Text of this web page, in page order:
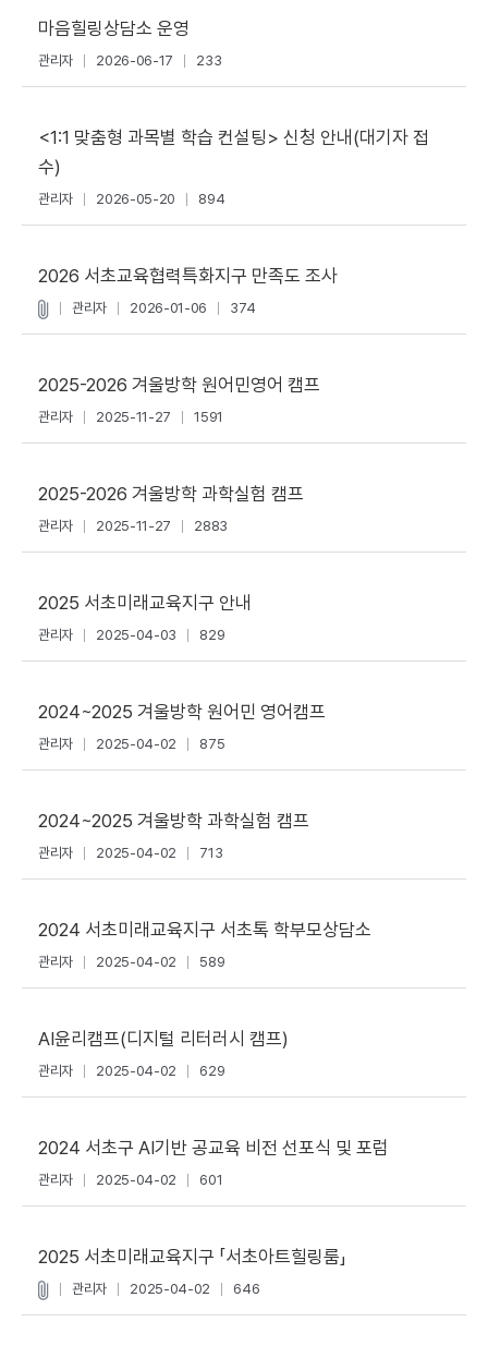
마음힐링상담소 운영
관리자 2026-06-17 233
<1:1 맞춤형 과목별 학습 컨설팅> 신청 안내(대기자 접
수)
관리자 2026-05-20 894
2026 서초교육협력특화지구 만족도 조사
관리자 2026-01-06 374
2025-2026 겨울방학 원어민영어 캠프
관리자 2025-11-27 1591
2025-2026 겨울방학 과학실험 캠프
관리자 2025-11-27 2883
2025 서초미래교육지구 안내
관리자 2025-04-03 829
2024~2025 겨울방학 원어민 영어캠프
관리자 2025-04-02 875
2024~2025 겨울방학 과학실험 캠프
관리자 2025-04-02 713
2024 서초미래교육지구 서초톡 학부모상담소
관리자 2025-04-02 589
AI윤리캠프(디지털 리터러시 캠프)
관리자 2025-04-02 629
2024 서초구 AI기반 공교육 비전 선포식 및 포럼
관리자 2025-04-02 601
2025 서초미래교육지구 「서초아트힐링룸」
관리자 2025-04-02 646